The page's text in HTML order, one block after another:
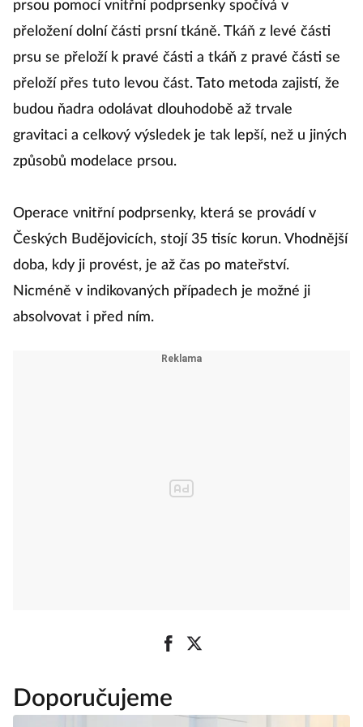
prsou pomocí vnitřní podprsenky spočívá v
přeložení dolní části prsní tkáně. Tkáň z levé části
prsu se přeloží k pravé části a tkáň z pravé části se
přeloží přes tuto levou část. Tato metoda zajistí, že
budou ňadra odolávat dlouhodobě až trvale
gravitaci a celkový výsledek je tak lepší, než u jiných
způsobů modelace prsou.
Operace vnitřní podprsenky, která se provádí v
Českých Budějovicích, stojí 35 tisíc korun. Vhodnější
doba, kdy ji provést, je až čas po mateřství.
Nicméně v indikovaných případech je možné ji
absolvovat i před ním.
Doporučujeme